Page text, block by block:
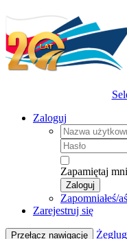
Zaloguj
Zapamiętaj
Zaloguj
Zapomniałeś/
Zarejestruj się
Przełącz nawigację